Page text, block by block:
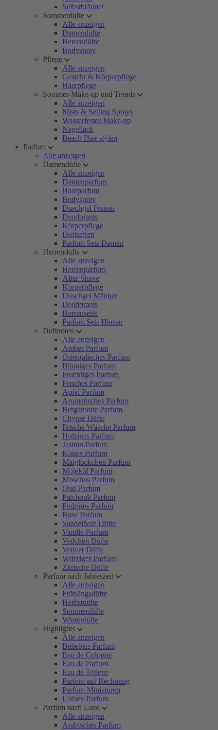
Selbstbräuner
Sommerdüfte
Alle anzeigen
Damendüfte
Herrendüfte
Bodyspray
Pflege
Alle anzeigen
Gesicht & Körperpflege
Haarpflege
Sommer-Make-up und Trends
Alle anzeigen
Mists & Setting Sprays
Wasserfestes Make-up
Nagellack
Beach Hair stylen
Parfum
Alle anzeigen
Damendüfte
Alle anzeigen
Damenparfum
Haarparfum
Bodyspray
Duschgel Frauen
Deodorants
Körperpflege
Duftseifen
Parfum Sets Damen
Herrendüfte
Alle anzeigen
Herrenparfum
After Shave
Körperpflege
Duschgel Männer
Deodorants
Herrenseife
Parfum Sets Herren
Duftnoten
Alle anzeigen
Amber Parfum
Orientalisches Parfum
Blumiges Parfum
Fruchtiges Parfum
Frisches Parfum
Apfel Parfum
Aromatisches Parfum
Bergamotte Parfum
Chypre Düfte
Frische Wäsche Parfum
Holziges Parfum
Jasmin Parfum
Kokos Parfum
Maiglöckchen Parfum
Molekül Parfum
Moschus Parfum
Oud Parfum
Patchouli Parfum
Pudriges Parfum
Rose Parfum
Sandelholz Düfte
Vanille Parfum
Veilchen Düfte
Vetiver Düfte
Würziges Parfum
Zitrische Düfte
Parfum nach Jahreszeit
Alle anzeigen
Frühlingsdüfte
Herbstdüfte
Sommerdüfte
Winterdüfte
Highlights
Alle anzeigen
Beliebtes Parfum
Eau de Cologne
Eau de Parfum
Eau de Toilette
Parfum auf Rechnung
Parfum Miniaturen
Unisex Parfum
Parfum nach Land
Alle anzeigen
Arabisches Parfum